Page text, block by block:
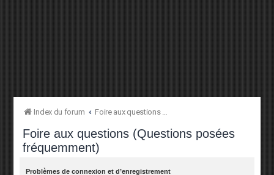
Index du forum Foire aux questions (Questions posées fréquemment)
Foire aux questions (Questions posées
fréquemment)
Problèmes de connexion et d’enregistrement